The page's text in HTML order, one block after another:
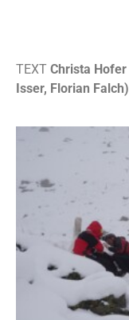
TEXT Christa Hofer
Isser, Florian Falch)